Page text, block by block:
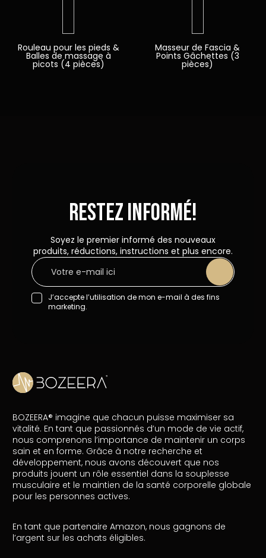
Rouleau pour les pieds &
Balles de massage à
picots (4 pièces)
Masseur de Fascia &
Points Gâchettes (3
pièces)
Restez informé!
J’accepte l’utilisation de mon e-mail à des fins
marketing.
Soyez le premier informé des nouveaux
produits, réductions, instructions et plus encore.
BOZEERA® imagine que chacun puisse maximiser sa
vitalité. En tant que passionnés d’un mode de vie actif,
nous comprenons l’importance de maintenir un corps
sain et en forme. Grâce à notre recherche et
développement, nous avons découvert que nos
produits jouent un rôle essentiel dans la souplesse
musculaire et le maintien de la santé corporelle globale
pour les personnes actives.
En tant que partenaire Amazon, nous gagnons de
l’argent sur les achats éligibles.